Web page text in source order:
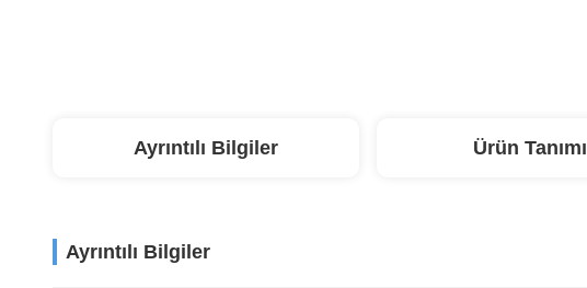
Ayrıntılı Bilgiler Ürün Tanımı
Ayrıntılı Bilgiler